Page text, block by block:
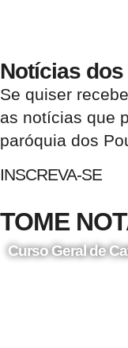
Notícias
Se quiser
as notícias que
paróquia dos
INSCREVA-SE
TOME
Curso Geral de